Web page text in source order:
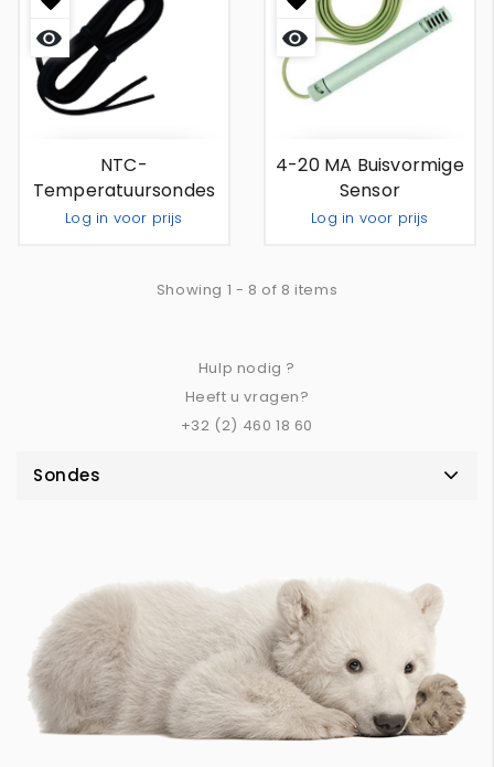
NTC-
Temperatuursondes
6 M
Log in voor prijs
4-20 MA Buisvormige
Sensor
Vochtigheidssondes
Log in voor prijs
Showing 1 - 8 of 8 items
Hulp nodig ?
Heeft u vragen?
+32 (2) 460 18 60
Sondes